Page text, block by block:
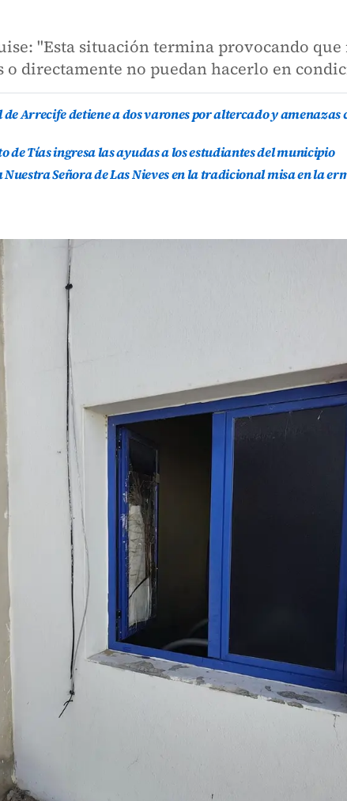
"Esta situación termina provocando
o directamente no puedan hacerlo en
Arrecife detiene a dos varones por altercado y amenazas
de Tías ingresa las ayudas a los estudiantes del municipio
Nuestra Señora de Las Nieves en la tradicional misa en la